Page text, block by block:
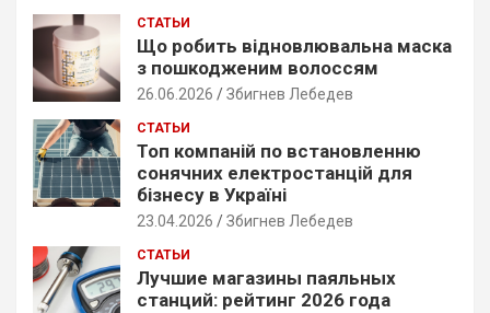
СТАТЬИ
Що робить відновлювальна маска
з пошкодженим волоссям
26.06.2026 Збигнев Лебедев
СТАТЬИ
Топ компаній по встановленню
сонячних електростанцій для
бізнесу в Україні
23.04.2026 Збигнев Лебедев
СТАТЬИ
Лучшие магазины паяльных
станций: рейтинг 2026 года